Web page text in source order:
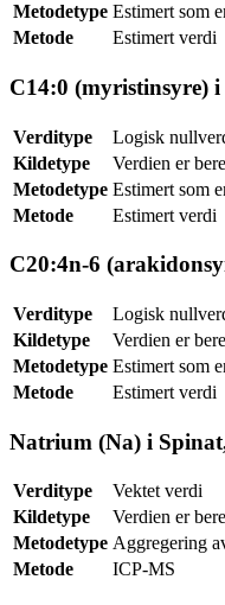
Metodetype Estimert som
Metode
Estimert verdi
C14:0 (myristinsyre)
Verditype
Logisk
Kildetype
Verdien er
Metodetype Estimert som
Metode
Estimert verdi
C20:4n-6
Verditype
Logisk
Kildetype
Verdien er
Metodetype Estimert som
Metode
Estimert verdi
Natrium (Na) i
Verditype
Vektet verdi
Kildetype
Verdien er
Metodetype Aggregering
Metode
ICP-MS